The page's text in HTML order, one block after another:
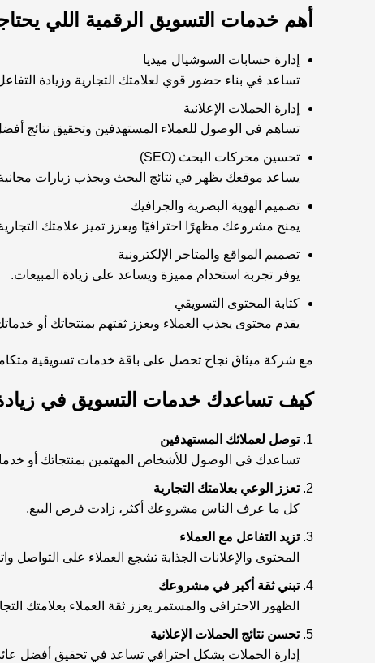
أهم خدمات التسويق الرقمية اللي
إدارة حسابات السوشيال ميديا
تساعد في بناء حضور قوي لعلامتك التجارية وزيادة
إدارة الحملات الإعلانية
تساهم في الوصول للعملاء المستهدفين وتحقيق نتائج
تحسين محركات البحث (SEO)
يساعد موقعك يظهر في نتائج البحث ويجذب زيارات
تصميم الهوية البصرية والجرافيك
يمنح مشروعك مظهرًا احترافيًا ويعزز تميز علامتك
تصميم المواقع والمتاجر الإلكترونية
يوفر تجربة استخدام مميزة ويساعد على زيادة المبيعات.
كتابة المحتوى التسويقي
يقدم محتوى يجذب العملاء ويعزز ثقتهم بمنتجاتك أو
مع شركة ميثاق نجاح تحصل على باقة خدمات تسويقية
كيف تساعدك خدمات التسويق في زيادة
توصل لعملائك المستهدفين
تساعدك في الوصول للأشخاص المهتمين بمنتجاتك أو
تعزز الوعي بعلامتك التجارية
كل ما عرف الناس مشروعك أكثر، زادت فرص البيع.
تزيد التفاعل مع العملاء
المحتوى والإعلانات الجذابة تشجع العملاء على التواصل
تبني ثقة أكبر في مشروعك
الظهور الاحترافي والمستمر يعزز ثقة العملاء بعلامتك
تحسن نتائج الحملات الإعلانية
إدارة الحملات بشكل احترافي تساعد في تحقيق أفضل